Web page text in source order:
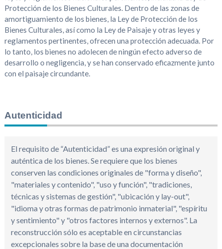
Protección de los Bienes Culturales. Dentro de las zonas de
amortiguamiento de los bienes, la Ley de Protección de los
Bienes Culturales, así como la Ley de Paisaje y otras leyes y
reglamentos pertinentes, ofrecen una protección adecuada. Por
lo tanto, los bienes no adolecen de ningún efecto adverso de
desarrollo o negligencia, y se han conservado eficazmente junto
con el paisaje circundante.
Autenticidad
El requisito de “Autenticidad” es una expresión original y
auténtica de los bienes. Se requiere que los bienes
conserven las condiciones originales de "forma y diseño",
"materiales y contenido", "uso y función", "tradiciones,
técnicas y sistemas de gestión", "ubicación y lay-out",
"idioma y otras formas de patrimonio inmaterial", "espíritu
y sentimiento" y "otros factores internos y externos". La
reconstrucción sólo es aceptable en circunstancias
excepcionales sobre la base de una documentación